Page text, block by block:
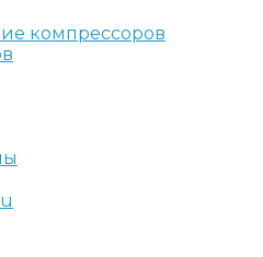
компрессоров